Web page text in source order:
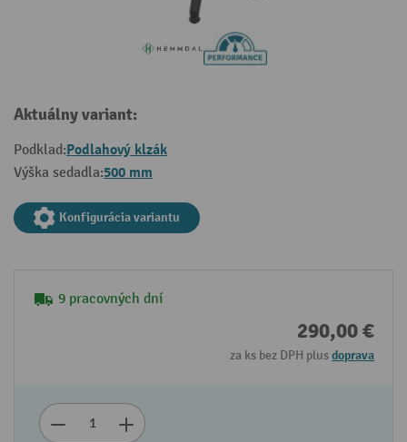
Aktuálny variant:
Podklad:Podlahový klzák
Výška sedadla:500 mm
Konfigurácia variantu
9 pracovných dní
290,00 €
za ks bez DPH plusdoprava